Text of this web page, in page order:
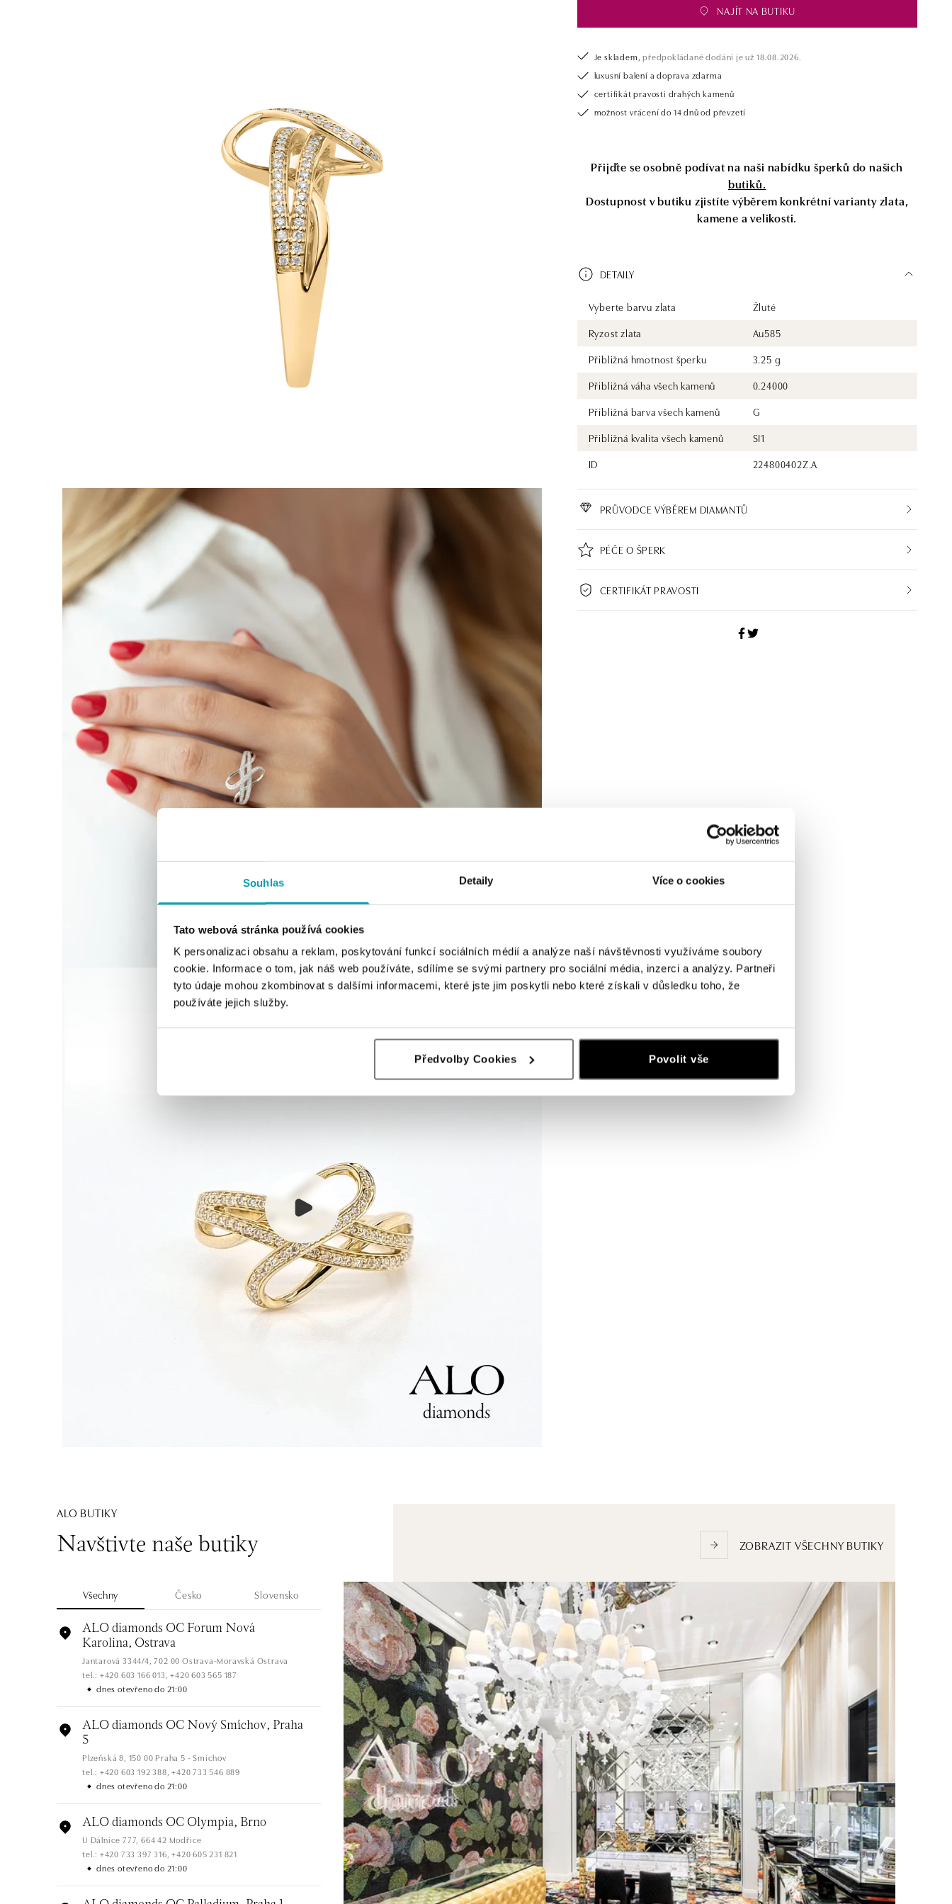
Souhlas Detaily Více o cookies
Tato webová stránka používá cookies
K personalizaci obsahu a reklam, poskytování funkcí sociálních médií a analýze naší návštěvnosti využíváme soubory
cookie. Informace o tom, jak náš web používáte, sdílíme se svými partnery pro sociální média, inzerci a analýzy. Partneři
tyto údaje mohou zkombinovat s dalšími informacemi, které jste jim poskytli nebo které získali v důsledku toho, že
používáte jejich služby.
Předvolby Cookies Povolit vše
NAJÍT NA BUTIKU
Je skladem, předpokládané dodání je už 18.08.2026.
luxusní balení a doprava zdarma
certifikát pravosti drahých kamenů
možnost vrácení do 14 dnů od převzetí
Přijďte se osobně podívat na naši nabídku šperků do našich
butiků.
Dostupnost v butiku zjistíte výběrem konkrétní varianty zlata,
kamene a velikosti.
DETAILY
Vyberte barvu zlata
Žluté
Ryzost zlata
Au585
Přibližná hmotnost šperku
3.25 g
Přibližná váha všech kamenů
0.24000
Přibližná barva všech kamenů
G
Přibližná kvalita všech kamenů
SI1
ID
224800402Z.A
PRŮVODCE VÝBĚREM DIAMANTŮ
PÉČE O ŠPERK
CERTIFIKÁT PRAVOSTI
ALO BUTIKY
Navštivte naše butiky ZOBRAZIT VŠECHNY BUTIKY
Všechny Česko Slovensko
ALO diamonds OC Forum Nová
Karolina, Ostrava
Jantarová 3344/4, 702 00 Ostrava-Moravská Ostrava
tel.: +420 603 166 013, +420 603 565 187
dnes otevřeno do 21:00
ALO diamonds OC Nový Smíchov, Praha
5
Plzeňská 8, 150 00 Praha 5 - Smíchov
tel.: +420 603 192 388, +420 733 546 889
dnes otevřeno do 21:00
ALO diamonds OC Olympia, Brno
U Dálnice 777, 664 42 Modřice
tel.: +420 733 397 316, +420 605 231 821
dnes otevřeno do 21:00